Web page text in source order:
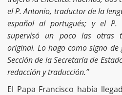
el P. Antonio, traductor de la
español al portugués; y el P.
supervisó un poco las otras
original. Lo hago como signo
Sección de la Secretaría de
redacción y traducción.”
El Papa Francisco había